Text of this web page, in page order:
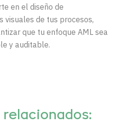
en el diseño de
visuales de tus procesos,
que tu enfoque AML sea
y auditable.
relacionados: